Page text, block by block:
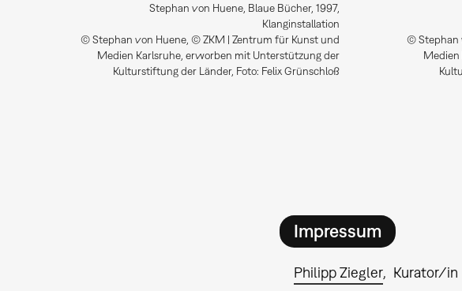
Stephan von Huene, Blaue Bücher, 1997,
Klanginstallation
© Stephan von Huene, © ZKM | Zentrum für Kunst und
Medien Karlsruhe, erworben mit Unterstützung der
Kulturstiftung der Länder, Foto: Felix Grünschloß
© Stephan
Impressum
Philipp Ziegler Kurator/in